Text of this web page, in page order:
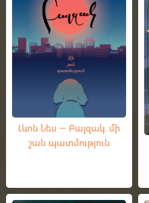
Լևոն Նես — Բալզակ. մի
շան պատմություն